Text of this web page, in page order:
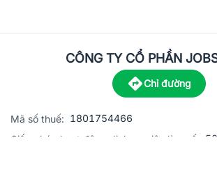
CÔNG TY CỔ PHẦN
Chỉ đường
Mã số thuế: 1801754466
Giấy phép hoạt động dịch vụ việc làm số: